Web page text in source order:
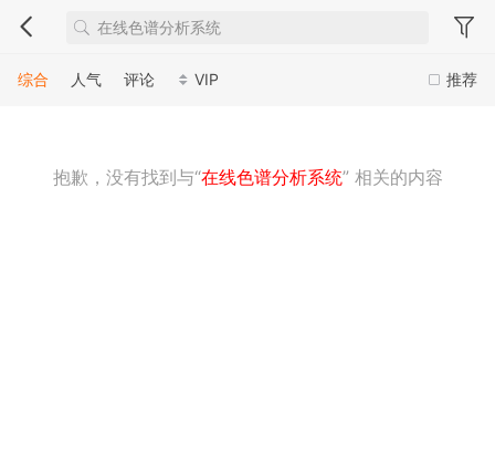
推荐
综合 人气 评论 VIP
抱歉，没有找到与“在线色谱分析系统” 相关的内容